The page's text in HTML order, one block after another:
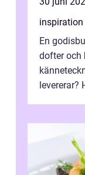
inspiration
En
dofter och
levererar?